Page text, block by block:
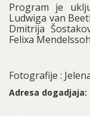
Program je
Ludwiga van
Dmitrija
Felixa
Fotografije :
Adresa dogadjaja: